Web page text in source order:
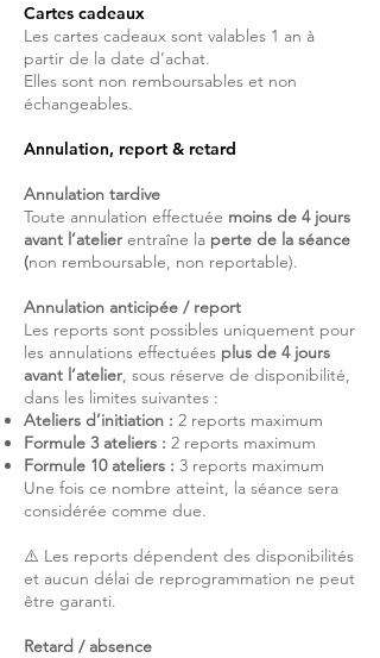
Cartes cadeaux
Les cartes cadeaux sont valables 1 an à
partir de la date d’achat.
Elles sont non remboursables et non
échangeables.
Annulation, report & retard
Annulation tardive
Toute annulation effectuée moins de 4 jours
avant l’atelier entraîne la perte de la séance
(non remboursable, non reportable).
Annulation anticipée / report
Les reports sont possibles uniquement pour
les annulations effectuées plus de 4 jours
avant l’atelier, sous réserve de disponibilité,
dans les limites suivantes :
Ateliers d’initiation : 2 reports maximum
Formule 3 ateliers : 2 reports maximum
Formule 10 ateliers : 3 reports maximum
Une fois ce nombre atteint, la séance sera
considérée comme due.
⚠️ Les reports dépendent des disponibilités
et aucun délai de reprogrammation ne peut
être garanti.
Retard / absence